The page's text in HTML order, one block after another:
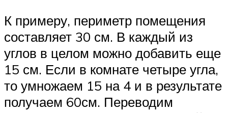
К примеру, периметр помещения
составляет 30 см. В каждый из
углов в целом можно добавить еще
15 см. Если в комнате четыре угла,
то умножаем 15 на 4 и в результате
получаем 60см. Переводим